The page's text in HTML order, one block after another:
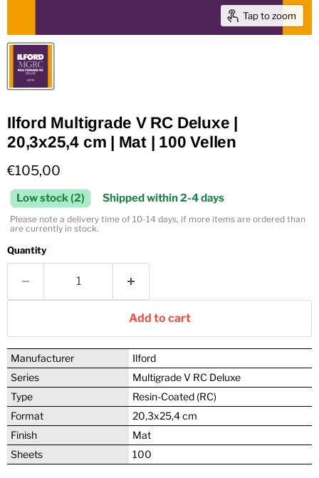
Tap to zoom
Ilford Multigrade V RC Deluxe |
20,3x25,4 cm | Mat | 100 Vellen
Current price
€105,00
Low stock (2) Shipped within 2-4 days
Please note a delivery time of 10-14 days, if more items are ordered than
are currently in stock.
Quantity
Add to cart
Manufacturer
Ilford
Series
Multigrade V RC Deluxe
Type
Resin-Coated (RC)
Format
20,3x25,4 cm
Finish
Mat
Sheets
100